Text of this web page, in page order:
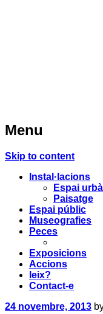
Menu
Skip to content
Instal·lacions
Espai urbà
Paisatge
Espai públic
Museografies
Peces
Exposicions
Accions
leix?
Contact-e
24 novembre, 2013